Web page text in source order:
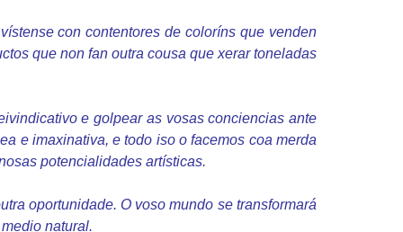
con contentores de coloríns que venden
que non fan outra cousa que xerar toneladas
e golpear as vosas conciencias ante
e imaxinativa, e todo iso o facemos coa merda
potencialidades artísticas.
oportunidade. O voso mundo se transformará
natural.